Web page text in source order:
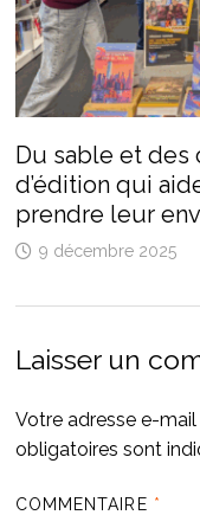
Du sable et des
d’édition qui
prendre leur
9 décembre 2025
Laisser un
Votre adresse e-
obligatoires sont
COMMENTAIRE *